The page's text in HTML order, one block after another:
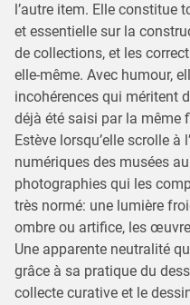
l’autre item. Elle constitue
et essentielle sur la
de collections, et les
elle-même. Avec humour,
incohérences qui méritent
déjà été saisi par la même
Estève lorsqu’elle scrolle à
numériques des musées
photographies qui les
très normé: une lumière
ombre ou artifice, les
Une apparente neutralité
grâce à sa pratique du
collecte curative et le